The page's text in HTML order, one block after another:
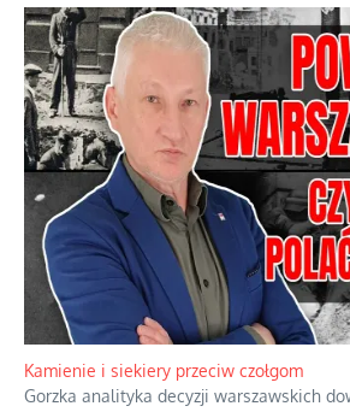
Familijny spór o biskupie sakry
Rodzinna polemika wokół sakr w Écône.